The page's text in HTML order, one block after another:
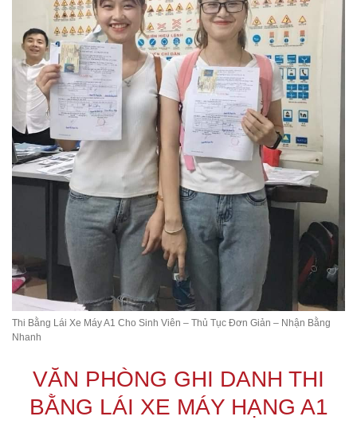
Thi Bằng Lái Xe Máy A1 Cho Sinh Viên – Thủ Tục Đơn Giản – Nhận Bằng
Nhanh
VĂN PHÒNG GHI DANH THI
BẰNG LÁI XE MÁY HẠNG A1